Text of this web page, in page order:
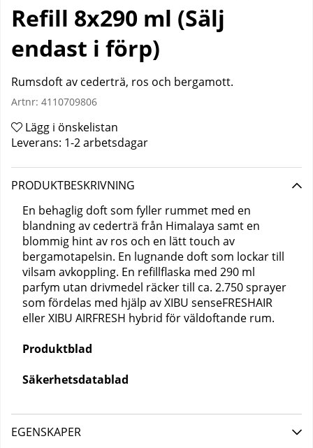
Refill 8x290 ml (Sälj
endast i förp)
Rumsdoft av cederträ, ros och bergamott.
Artnr: 4110709806
Lägg i önskelistan
Leverans: 1-2 arbetsdagar
PRODUKTBESKRIVNING
En behaglig doft som fyller rummet med en
blandning av cederträ från Himalaya samt en
blommig hint av ros och en lätt touch av
bergamotapelsin. En lugnande doft som lockar till
vilsam avkoppling. En refillflaska med 290 ml
parfym utan drivmedel räcker till ca. 2.750 sprayer
som fördelas med hjälp av XIBU senseFRESHAIR
eller XIBU AIRFRESH hybrid för väldoftande rum.
Produktblad
Säkerhetsdatablad
EGENSKAPER